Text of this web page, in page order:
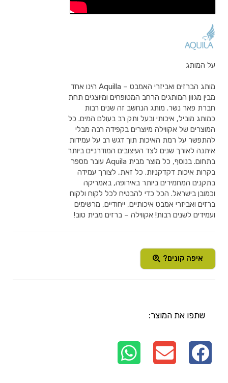
על המותג
מותג הברזים ואביזרי האמבט – Aquilla הינו אחד
מבין מגוון המותגים הרחב המטופחים ומיוצגים תחת
חברת פאר נשר. מותג הנחשב זה שנים רבות
כמותג מוביל, איכותי ובעל ותק רב בעולם המים. כל
המוצרים של אקווילה מיוצרים בקפידה רבה מבלי
להתפשר על רמת האיכות תוך דגש רב על עמידות
איתנה לאורך שנים לצד העיצובים המודרניים ביותר
בתחום. בנוסף, כל מוצר מבית Aquila עובר מספר
בקרות איכות דקדקניות. כל זאת, לצורך עמידה
בתקנים המחמירים ביותר באירופה, באמריקה
וכמובן בישראל. הכל כדי להבטיח לכל לקוח ולקוח
ברזים ואביזרי אמבט איכותיים, ייחודיים, מרשימים
ועמידים לשנים רבות! אקווילה – ברזים מבית טוב!
איפה קונים?
שתפו את המוצר: